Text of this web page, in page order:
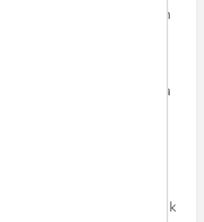
pengajar. Keseriusan
setelah muncul
Sistem Pendidikan
Sisdiknas ini ternyata
Inggris sebagai
tersebut karena
acuan resmi untuk